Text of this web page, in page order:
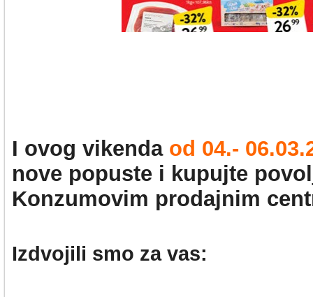
I ovog vikenda od 04.-
nove popuste i kupujte
Konzumovim prodajnim
Izdvojili smo za vas: